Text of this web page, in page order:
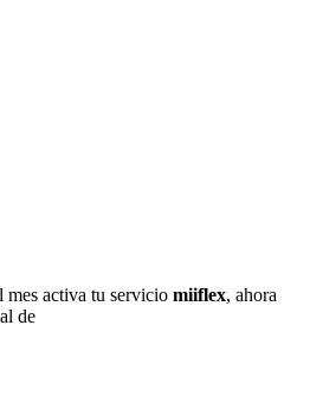
mes activa tu servicio miiflex, ahora
de